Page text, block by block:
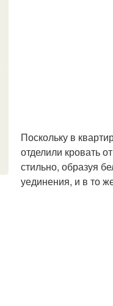
Поскольку в
отделили кровать
стильно, образуя
уединения, и в то